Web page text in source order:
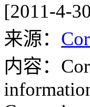
[2011-4-
来源：
内容：